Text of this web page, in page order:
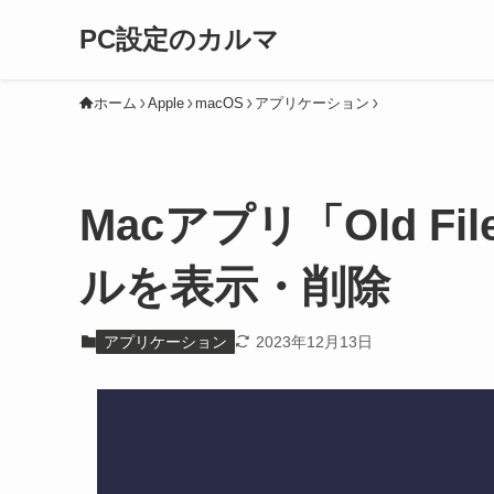
PC設定のカルマ
ホーム Apple macOS アプリケーション
Macアプリ「Old
ルを表示・削除
アプリケーション 2023年12月13日